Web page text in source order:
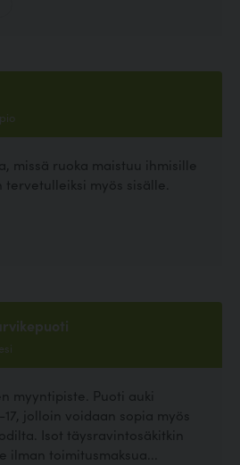
missä ruoka maistuu ihmisille
myös sisälle.
myyntipiste. Puoti auki
17, jolloin voidaan sopia myös
Isot täysravintosäkitkin
toimitusmaksua...